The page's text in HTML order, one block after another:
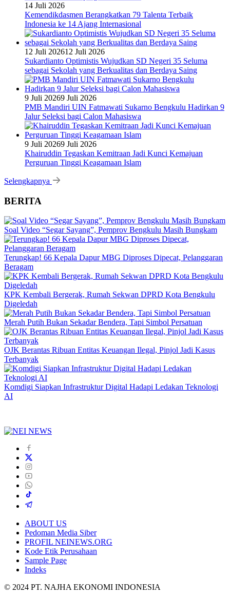
14 Juli 2026
Kemendikdasmen Berangkatkan 79 Talenta Terbaik
Indonesia ke 14 Ajang Internasional
12 Juli 202612 Juli 2026
Sukardianto Optimistis Wujudkan SD Negeri 35 Seluma
sebagai Sekolah yang Berkualitas dan Berdaya Saing
9 Juli 20269 Juli 2026
PMB Mandiri UIN Fatmawati Sukarno Bengkulu Hadirkan 9
Jalur Seleksi bagi Calon Mahasiswa
9 Juli 20269 Juli 2026
Khairuddin Tegaskan Kemitraan Jadi Kunci Kemajuan
Perguruan Tinggi Keagamaan Islam
Selengkapnya
BERITA
Soal Video “Segar Sayang”, Pemprov Bengkulu Masih Bungkam
Terungkap! 66 Kepala Dapur MBG Diproses Dipecat, Pelanggaran
Beragam
KPK Kembali Bergerak, Rumah Sekwan DPRD Kota Bengkulu
Digeledah
Merah Putih Bukan Sekadar Bendera, Tapi Simbol Persatuan
OJK Berantas Ribuan Entitas Keuangan Ilegal, Pinjol Jadi Kasus
Terbanyak
Komdigi Siapkan Infrastruktur Digital Hadapi Ledakan Teknologi
AI
ABOUT US
Pedoman Media Siber
PROFIL NEINEWS.ORG
Kode Etik Perusahaan
Sample Page
Indeks
© 2024 PT. NAJHA EKONOMI INDONESIA